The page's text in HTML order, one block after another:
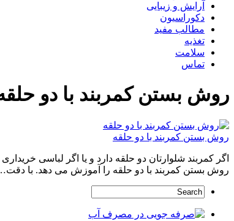
آرایش و زیبایی
دکوراسیون
مطالب مفید
تغذیه
سلامت
تماس
روش بستن کمربند با دو
روش بستن کمربند با دو حلقه
اگر کمربند شلوارتان دو حلقه دارد و یا اگر لباسی
روش بستن کمربند با دو حلقه را آموزش می دهد. با